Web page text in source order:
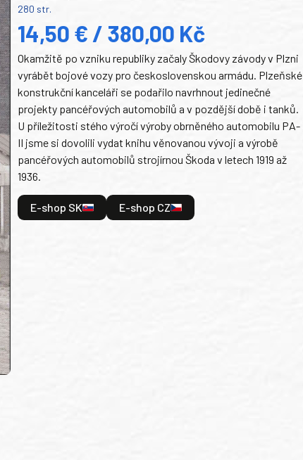
280 str.
14,50 € / 380,00 Kč
Okamžitě po vzniku republiky začaly Škodovy závody v Plzni
vyrábět bojové vozy pro československou armádu. Plzeňské
konstrukční kanceláři se podařilo navrhnout jedinečné
projekty pancéřových automobilů a v pozdější době i tanků.
U příležitosti stého výročí výroby obrněného automobilu PA-
II jsme si dovolili vydat knihu věnovanou vývoji a výrobě
pancéřových automobilů strojírnou Škoda v letech 1919 až
1936.
E-shop SK E-shop CZ